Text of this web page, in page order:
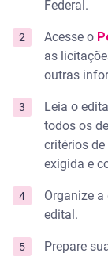
Federal.
Acesse o
as
outras
Leia o
todos os
critérios
exigida e
Organize
edital.
Prepare